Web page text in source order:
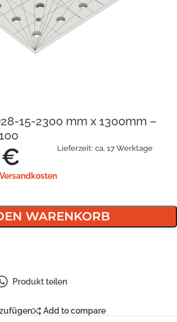
15-2300 mm x 1300mm –
€
Versandkosten
Lieferzeit: ca. 17 Werktage
WARENKORB
Produkt teilen
Add to compare